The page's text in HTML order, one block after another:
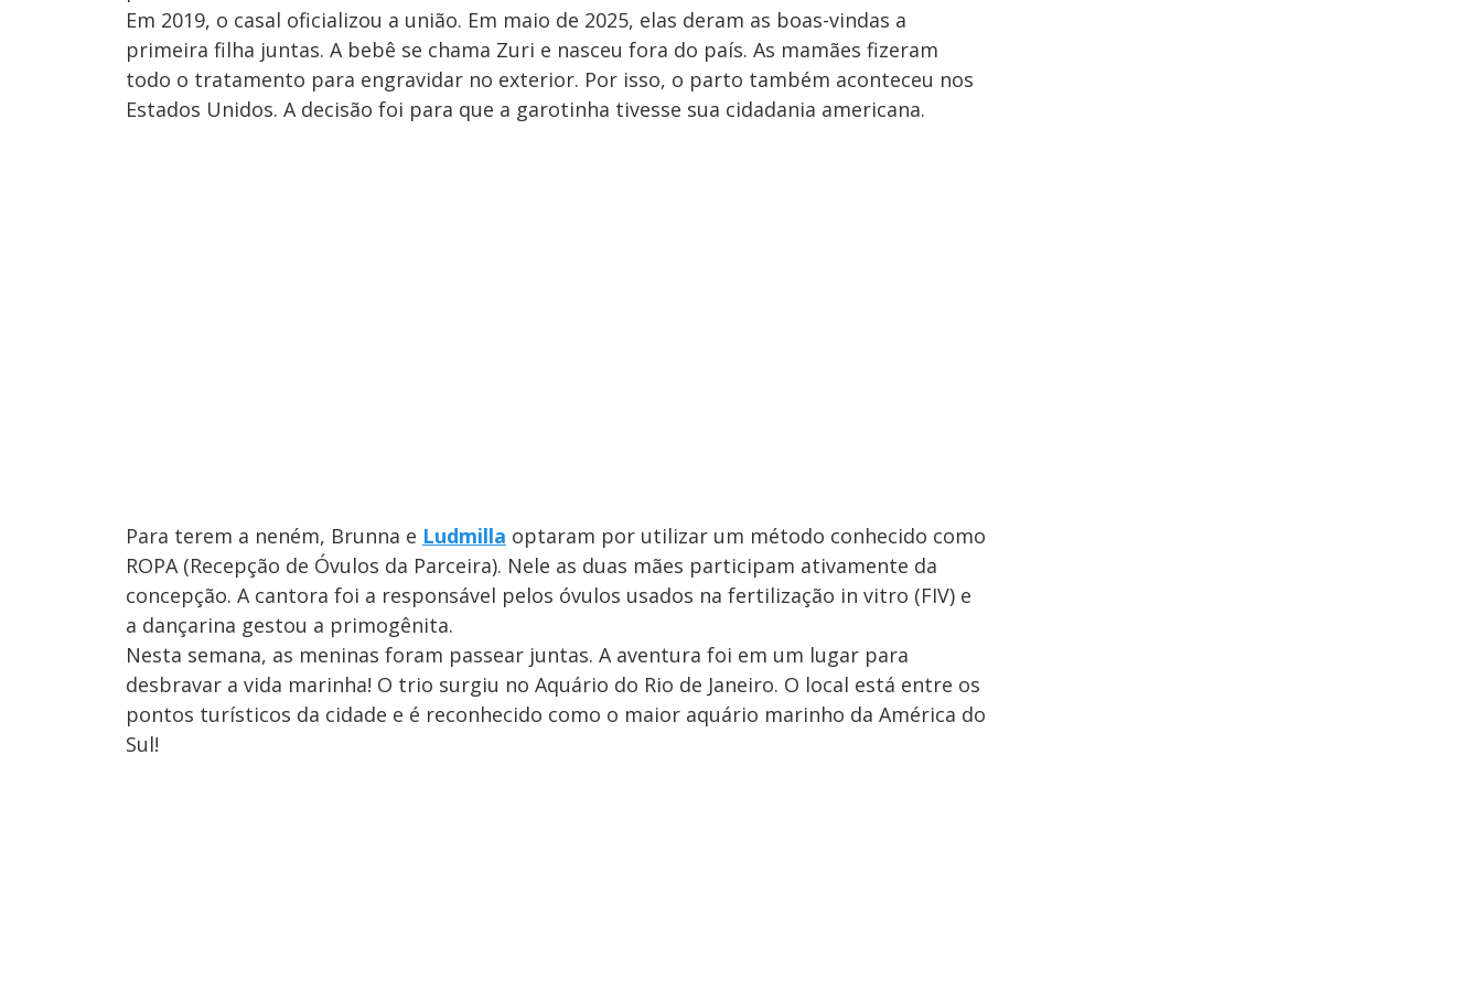
Em 2019, o casal oficializou a união. Em maio de 2025, elas deram as boas-vindas a
primeira filha juntas. A bebê se chama Zuri e nasceu fora do país. As mamães fizeram
todo o tratamento para engravidar no exterior. Por isso, o parto também aconteceu nos
Estados Unidos. A decisão foi para que a garotinha tivesse sua cidadania americana.
Para terem a neném, Brunna e Ludmilla optaram por utilizar um método conhecido como
ROPA (Recepção de Óvulos da Parceira). Nele as duas mães participam ativamente da
concepção. A cantora foi a responsável pelos óvulos usados na fertilização in vitro (FIV) e
a dançarina gestou a primogênita.
Nesta semana, as meninas foram passear juntas. A aventura foi em um lugar para
desbravar a vida marinha! O trio surgiu no Aquário do Rio de Janeiro. O local está entre os
pontos turísticos da cidade e é reconhecido como o maior aquário marinho da América do
Sul!